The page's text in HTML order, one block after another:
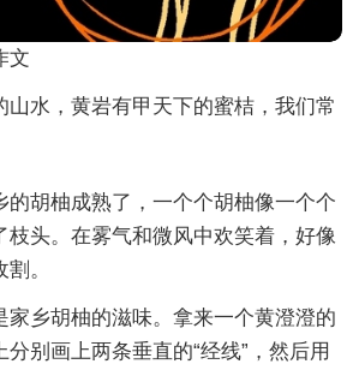
文
山水，黄岩有甲天下的蜜桔，我们常
的胡柚成熟了，一个个胡柚像一个个
枝头。在雾气和微风中欢笑着，好像
。
家乡胡柚的滋味。拿来一个黄澄澄的
别画上两条垂直的“经线”，然后用